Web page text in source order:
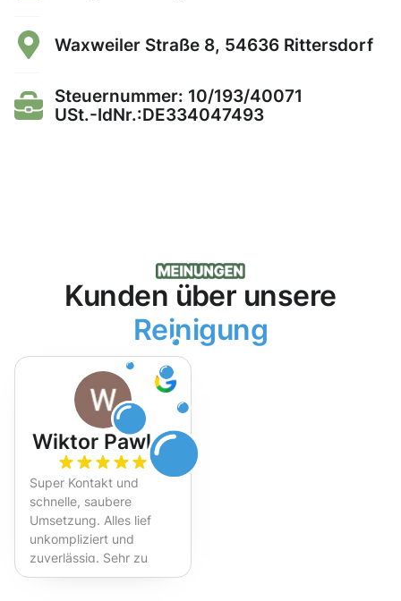
Waxweiler Straße 8, 54636 Rittersdorf
Steuernummer: 10/193/40071
USt.-IdNr.:DE334047493
Kunden über unsere
Reinigung
Wiktor Pawlak
Super Kontakt und
schnelle, saubere
Umsetzung. Alles lief
unkompliziert und
zuverlässig. Sehr zu
empfehlen!